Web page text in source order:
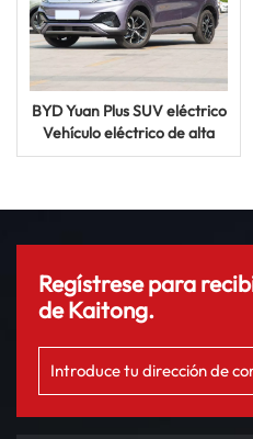
BYD Yuan Plus SUV eléctrico
Vehículo eléctrico de alta
calidad Coche eléctrico
Regístrese para
de Kaitong.